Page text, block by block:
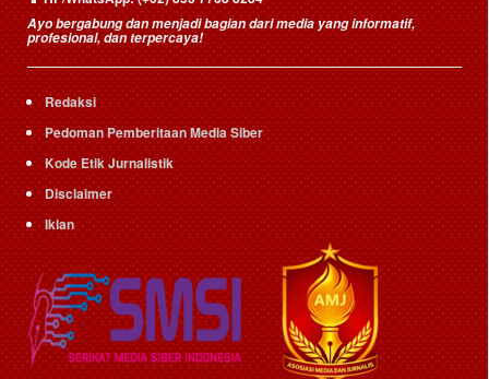
Ayo bergabung dan menjadi bagian dari media yang informatif,
profesional, dan terpercaya!
Redaksi
Pedoman Pemberitaan Media Siber
Kode Etik Jurnalistik
Disclaimer
Iklan